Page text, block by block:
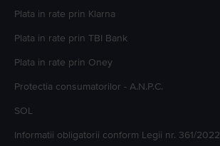
Plata in rate prin Klarna
Plata in rate prin TBI Bank
Plata in rate prin Oney
Protectia consumatorilor - A.N.P.C.
SOL
Informatii obligatorii conform Legii nr. 361/2022